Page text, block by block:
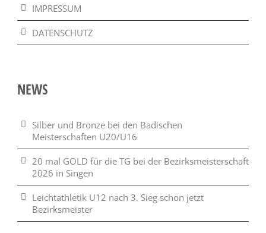
IMPRESSUM
DATENSCHUTZ
NEWS
Silber und Bronze bei den Badischen
Meisterschaften U20/U16
20 mal GOLD für die TG bei der Bezirksmeisterschaft
2026 in Singen
Leichtathletik U12 nach 3. Sieg schon jetzt
Bezirksmeister